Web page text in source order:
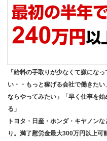
「給料の手取りが少なくて嫌にな
い・・もっと稼げる会社で働きた
ならやってみたい」「早く仕事を
る」
トヨタ・日産・ホンダ・キヤノン
り。満了慰労金最大300万円以上